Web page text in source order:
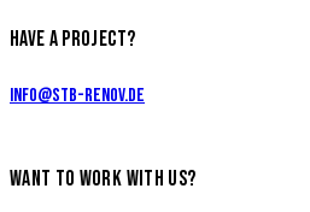
HAVE A PROJECT?
info@stb-renov.de
WANT TO WORK WITH US?